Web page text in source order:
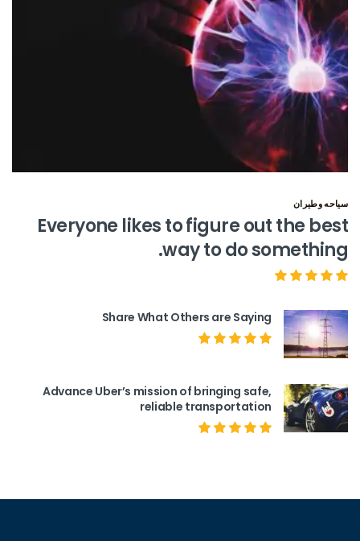
سياحه وطيران
Everyone likes to figure out the best
way to do something.
Share What Others are Saying
Advance Uber’s mission of bringing safe,
reliable transportation